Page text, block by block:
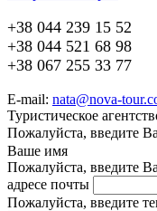
+38 044 239 15 52
+38 044 521 68 98
+38 067 255 33 77
E-mail: nata@nova-
Туристическое
Пожалуйста, введите
Ваше имя
Пожалуйста, введите
адресе почты
Пожалуйста, введите